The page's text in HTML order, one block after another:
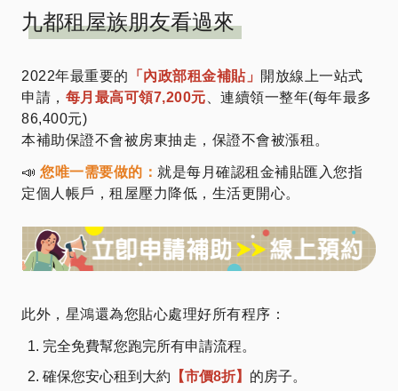
九都租屋族朋友看過來
2022年最重要的 「內政部租金補貼」 開放線上一站式
申請， 每月最高可領7,200元 、連續領一整年(每年最多
86,400元)
本補助保證不會被房東抽走，保證不會被漲租。
📣 您唯一需要做的： 就是每月確認租金補貼匯入您指
定個人帳戶，租屋壓力降低，生活更開心。
此外，星鴻還為您貼心處理好所有程序：
完全免費幫您跑完所有申請流程。
確保您安心租到大約 【市價8折】 的房子。